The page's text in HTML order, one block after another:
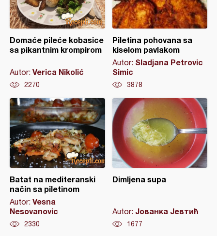
Domaće pileće kobasice
sa pikantnim krompirom
Autor: Verica Nikolić
2270
Piletina pohovana sa
kiselom pavlakom
Autor: Sladjana Petrovic
Simic
3878
Batat na mediteranski
način sa piletinom
Autor: Vesna
Nesovanovic
2330
Dimljena supa
Autor: Јованка Јевтић
1677